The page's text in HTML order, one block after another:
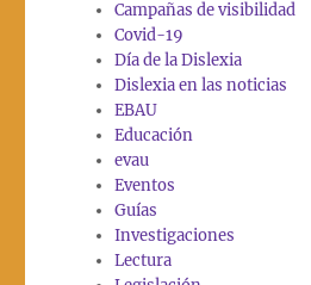
Campañas de visibilidad
Covid-19
Día de la Dislexia
Dislexia en las noticias
EBAU
Educación
evau
Eventos
Guías
Investigaciones
Lectura